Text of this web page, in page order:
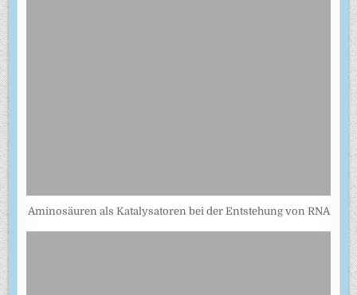
Aminosäuren als Katalysatoren bei der Entstehung von RNA